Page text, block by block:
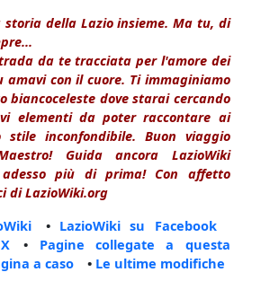
della Lazio insieme. Ma tu, di
da te tracciata per l'amore dei
amavi con il cuore. Ti immaginiamo
biancoceleste dove starai cercando
elementi da poter raccontare ai
inconfondibile. Buon viaggio
Guida ancora LazioWiki
più di prima! Con affetto
di LazioWiki.org
• LazioWiki su Facebook
• Pagine collegate a questa
a caso • Le ultime modifiche